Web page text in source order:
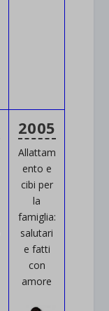
2005
Allattam
ento e
cibi per
la
famiglia:
salutari
e fatti
con
amore